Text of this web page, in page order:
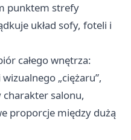
punktem strefy
układ sofy, foteli i
całego wnętrza:
„ciężaru”,
salonu,
proporcje między dużą